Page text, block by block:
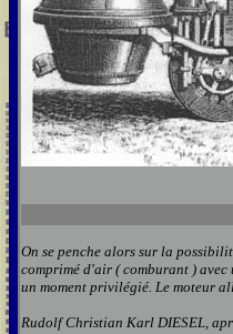
On se penche alors sur la
comprimé d'air ( comburant )
un moment privilégié. Le moteur
Rudolf Christian Karl DIESEL,